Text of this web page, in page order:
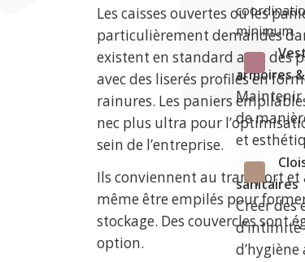
minimum.
armoires
Maintenir
de
et
sanitaires
Créer des
d’intimité
d’hygiène
Les caisses ouvertes ou les
particulièrement demandés
existent en standard avec des
avec des liserés profilés en
rainures. Les paniers
nec plus ultra pour
sein de l’entreprise.
Ils conviennent au transport et
même être empilés pour
stockage. Des couvercles sont
option.